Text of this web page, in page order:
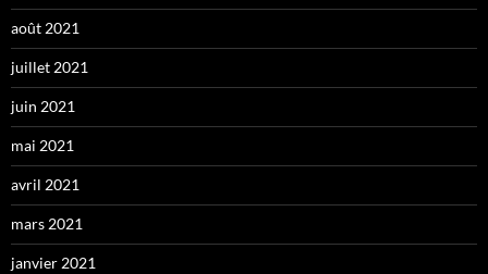
août 2021
juillet 2021
juin 2021
mai 2021
avril 2021
mars 2021
janvier 2021